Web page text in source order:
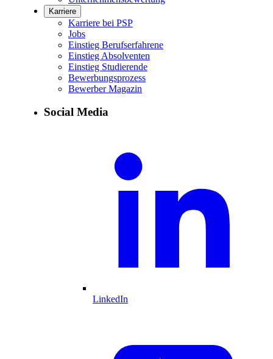
Karriere
Karriere bei PSP
Jobs
Einstieg Berufserfahrene
Einstieg Absolventen
Einstieg Studierende
Bewerbungsprozess
Bewerber Magazin
Social Media
LinkedIn